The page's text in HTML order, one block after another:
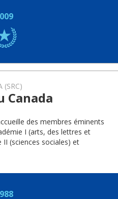
(SRC)
Canada
des membres éminents
I (arts, des lettres et
II (sciences sociales) et